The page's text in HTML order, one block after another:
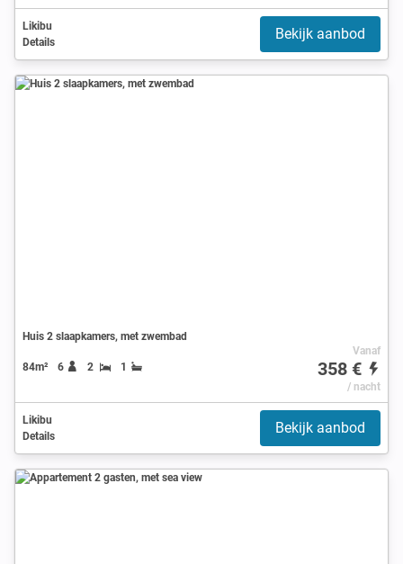
Likibu
Details
Bekijk aanbod
Huis 2 slaapkamers, met zwembad
84m² 6 2 1
Vanaf
358 €
/ nacht
Likibu
Details
Bekijk aanbod